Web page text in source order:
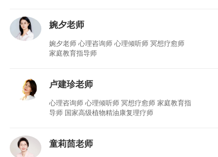
婉夕老师
婉夕老师 心理咨询师 心理倾听师 冥想疗愈师
家庭教育指导师
卢建珍老师
心理咨询师 心理倾听师 冥想疗愈师 家庭教育指
导师 国家高级植物精油康复理疗师
童莉茴老师